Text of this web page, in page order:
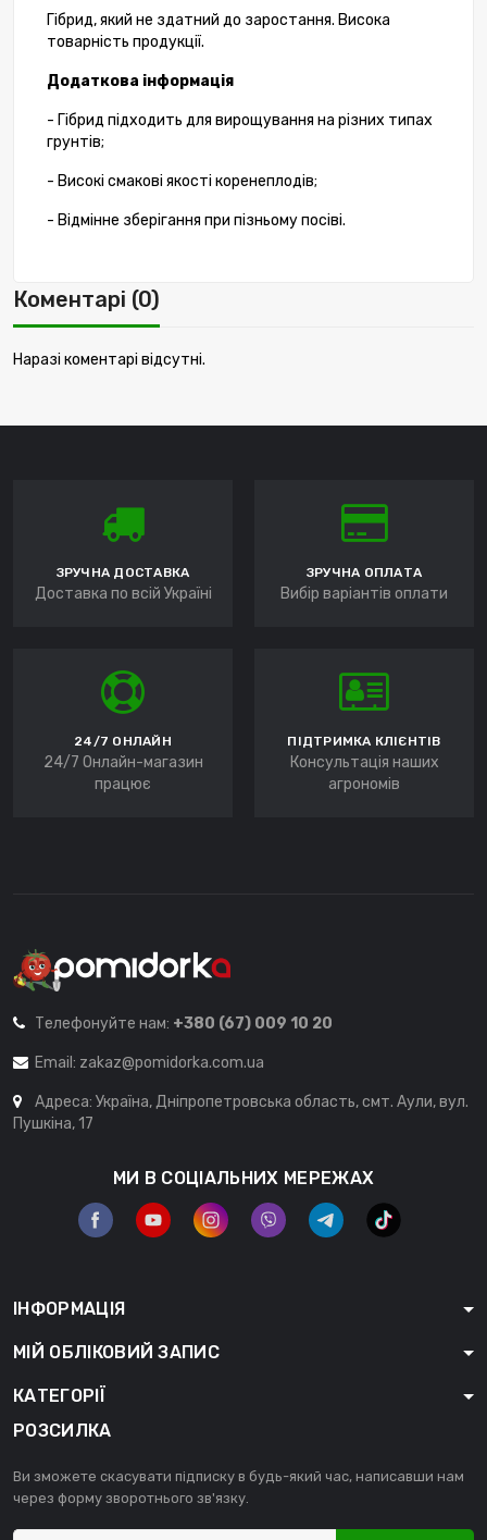
Гібрид, який не здатний до заростання. Висока
товарність продукції.
Додаткова інформація
- Гібрид підходить для вирощування на різних типах
грунтів;
- Високі смакові якості коренеплодів;
- Відмінне зберігання при пізньому посіві.
Коментарі (0)
Наразі коментарі відсутні.
ЗРУЧНА ДОСТАВКА
Доставка по всій Україні
ЗРУЧНА ОПЛАТА
Вибір варіантів оплати
24/7 ОНЛАЙН
24/7 Онлайн-магазин
працює
ПІДТРИМКА КЛІЄНТІВ
Консультація наших
агрономів
Телефонуйте нам: +380 (67) 009 10 20
Email: zakaz@pomidorka.com.ua
Адреса: Україна, Дніпропетровська область, смт. Аули, вул.
Пушкіна, 17
МИ В СОЦІАЛЬНИХ МЕРЕЖАХ
ІНФОРМАЦІЯ
МІЙ ОБЛІКОВИЙ ЗАПИС
КАТЕГОРІЇ
РОЗСИЛКА
Ви зможете скасувати підписку в будь-який час, написавши нам
через форму зворотнього зв'язку.